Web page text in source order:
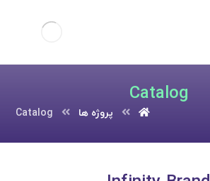
Catalog
پروژه ها Catalog